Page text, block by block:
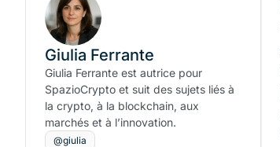
Giulia Ferrante
Giulia Ferrante est autrice pour
SpazioCrypto et suit des sujets liés à
la crypto, à la blockchain, aux
marchés et à l’innovation.
@giulia